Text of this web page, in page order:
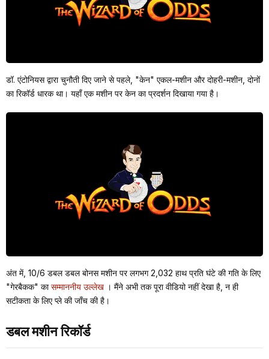
डॉ. एंटोनियस द्वारा चुनौती दिए जाने से पहले, "केन" एकल-मशीन और दोहरी-मशीन, दोनों
का रिकॉर्ड धारक था। यहाँ एक मशीन पर केन का प्रदर्शन दिखाया गया है।
अंत में, 10/6 डबल डबल बोनस मशीन पर लगभग 2,032 हाथ प्रति घंटे की गति के लिए
"गेरबैकक" कासम्माननीय उल्लेख । मैंने अभी तक पूरा वीडियो नहीं देखा है, न ही
सटीकता के लिए प्ले की जाँच की है।
डबल मशीन रिकॉर्ड